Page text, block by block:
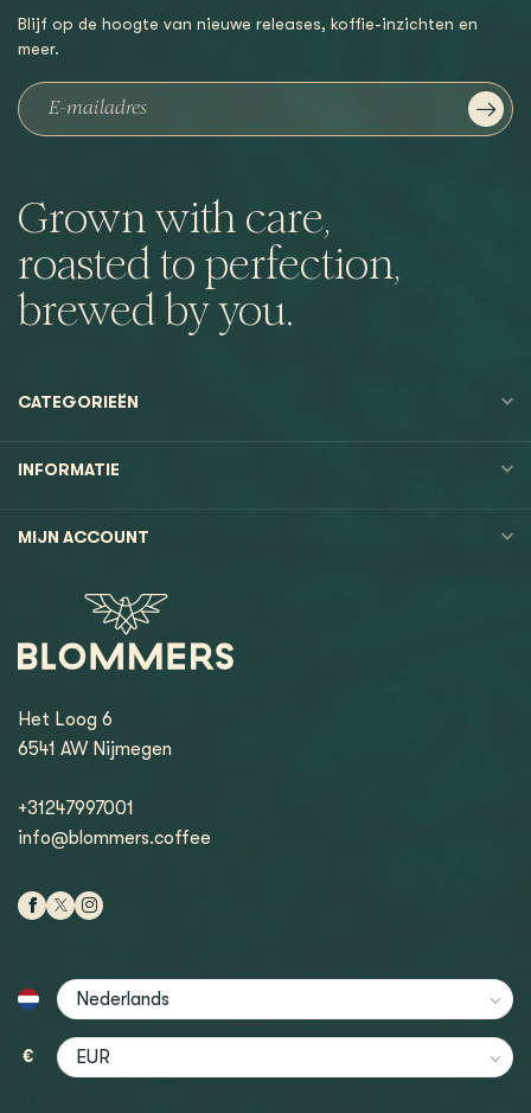
Grown with care,
roasted to perfection,
brewed by you.
Blijf op de hoogte van nieuwe releases, koffie-inzichten en
meer.
CATEGORIEËN
INFORMATIE
MIJN ACCOUNT
Het Loog 6
6541 AW Nijmegen
+31247997001
info@blommers.coffee
€